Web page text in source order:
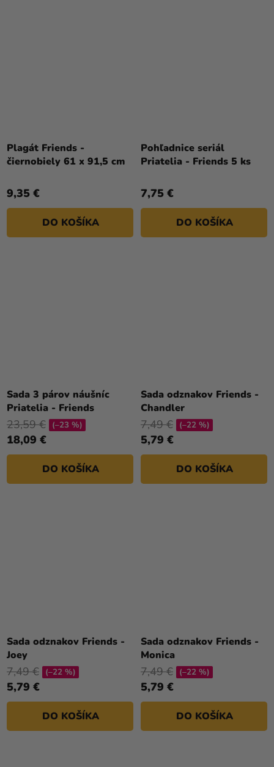
Plagát Friends -
čiernobiely 61 x 91,5 cm
9,35 €
DO KOŠÍKA
Pohľadnice seriál
Priatelia - Friends 5 ks
7,75 €
DO KOŠÍKA
Sada 3 párov náušníc
Priatelia - Friends
18,09 €
23,59 € (–23 %)
DO KOŠÍKA
Sada odznakov Friends -
Chandler
5,79 €
7,49 € (–22 %)
DO KOŠÍKA
Sada odznakov Friends -
Joey
5,79 €
7,49 € (–22 %)
DO KOŠÍKA
Sada odznakov Friends -
Monica
5,79 €
7,49 € (–22 %)
DO KOŠÍKA